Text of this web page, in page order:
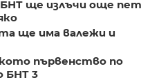
БНТ ще излъчи още пет
ще има валежи и
първенство по
БНТ 3